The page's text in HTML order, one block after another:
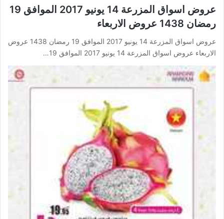
عروض اسواق المزرعة 14 يونيو 2017 الموافق 19
رمضان 1438 عروض الاربعاء
عروض اسواق المزرعة 14 يونيو 2017 الموافق 19 رمضان 1438 عروض
الاربعاء عروض اسواق المزرعة 14 يونيو 2017 الموافق 19…